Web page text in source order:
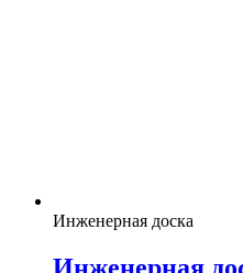
Инженерная доска